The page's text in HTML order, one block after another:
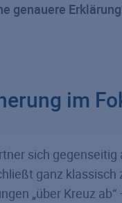
genauere
im
sich
ganz klassisch
„über Kreuz